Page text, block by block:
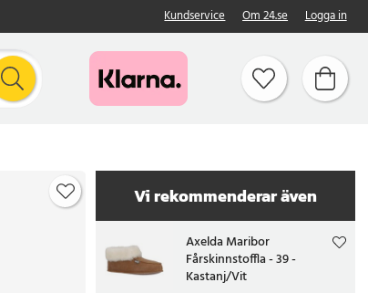
Kundservice Om 24.se Logga in
Vi rekommenderar även
Axelda Maribor
Fårskinnstoffla - 39 -
Kastanj/Vit